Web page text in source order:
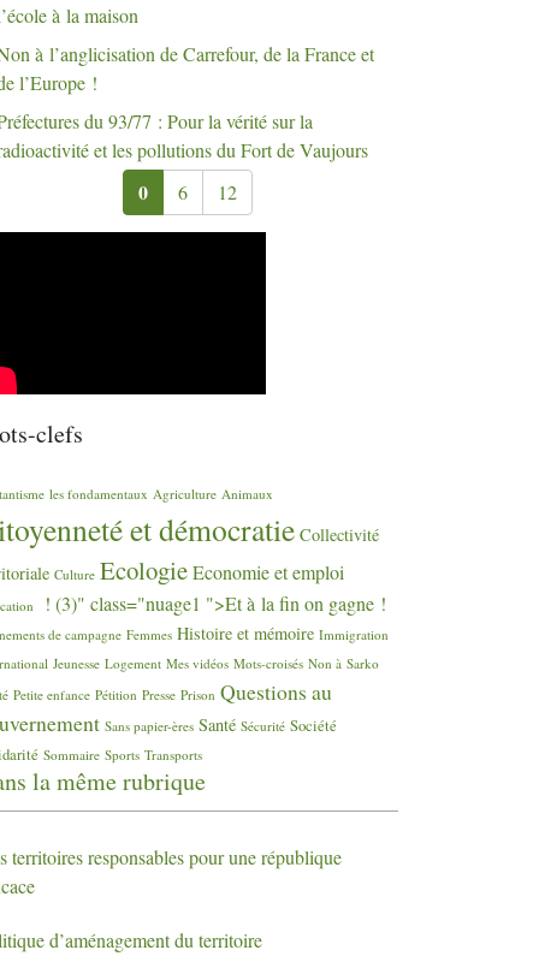
à la maison
à l’anglicisation de Carrefour, de la France et
l’Europe !
du 93/77 : Pour la vérité sur la
et les pollutions du Fort de Vaujours
0 6 12
clefs
les fondamentaux Agriculture Animaux
et démocratie Collectivité
Culture EcologieEconomie et emploi
! (3)" class="nuage1 ">Et à la fin on gagne !
de campagne Femmes Histoire et mémoire Immigration
Jeunesse Logement Mes vidéos Mots-croisés Non à Sarko
Petite enfance Pétition Presse Prison Questions au
Sans papier-ères Santé Sécurité Société
Sommaire Sports Transports
la même rubrique
territoires responsables pour une république
d’aménagement du territoire